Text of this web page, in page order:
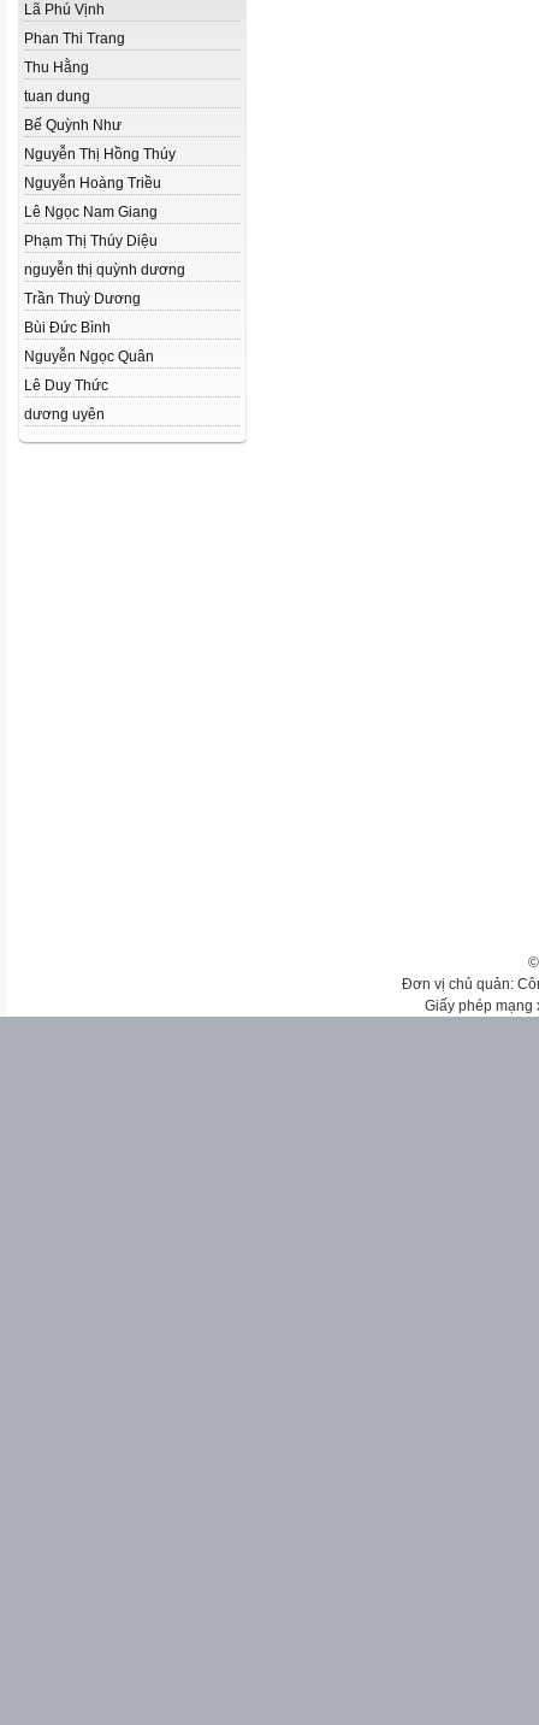
Lã Phú Vịnh
Phan Thi Trang
Thu Hằng
tuan dung
Bế Quỳnh Như
Nguyễn Thị Hồng Thúy
Nguyễn Hoàng Triều
Lê Ngọc Nam Giang
Phạm Thị Thúy Diệu
nguyễn thị quỳnh dương
Trần Thuỳ Dương
Bùi Đức Bình
Nguyễn Ngọc Quân
Lê Duy Thức
dương uyên
Đơn vị chủ quản:
Giấy phép mạng